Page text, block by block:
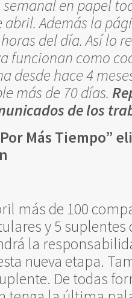
en papel
abril. Además la
del día. Así lo
funcionan como
desde hace 4
más de 70 días.
de los
Más Tiempo”
más de 100
y 5
la
nueva etapa.
De todas